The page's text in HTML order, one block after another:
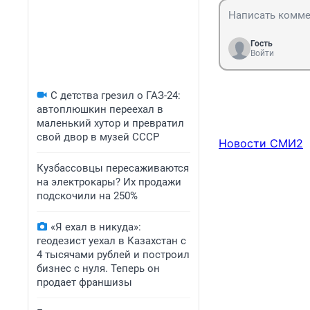
С детства грезил о ГАЗ-24:
автоплюшкин переехал в
маленький хутор и превратил
свой двор в музей СССР
Кузбассовцы пересаживаются
на электрокары? Их продажи
подскочили на 250%
«Я ехал в никуда»:
геодезист уехал в Казахстан с
4 тысячами рублей и построил
бизнес с нуля. Теперь он
продает франшизы
Гость
Войти
Новости СМИ2